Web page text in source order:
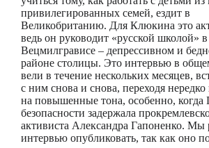
привилегированных семей, ездит в
Великобританию. Для Клюкина это
ведь он руководит «русской школой» в
Вецмилгрависе – депрессивном и
районе столицы. Это интервью в
вели в течение нескольких месяцев,
с ним снова и снова, переходя нередко
на повышенные тона, особенно, когда
безопасности задержала
активиста Александра Гапоненко. Мы
интервью опубликовать, так как оно